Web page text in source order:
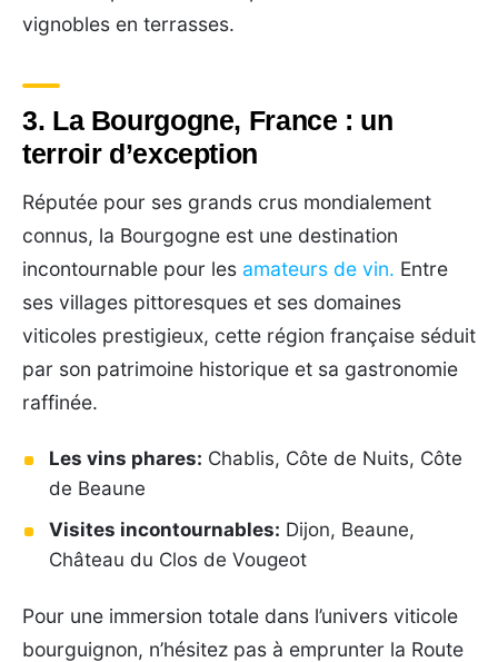
vignobles en terrasses.
3. La Bourgogne, France : un
terroir d’exception
Réputée pour ses grands crus mondialement
connus, la Bourgogne est une destination
incontournable pour les amateurs de vin. Entre
ses villages pittoresques et ses domaines
viticoles prestigieux, cette région française séduit
par son patrimoine historique et sa gastronomie
raffinée.
Les vins phares: Chablis, Côte de Nuits, Côte
de Beaune
Visites incontournables: Dijon, Beaune,
Château du Clos de Vougeot
Pour une immersion totale dans l’univers viticole
bourguignon, n’hésitez pas à emprunter la Route